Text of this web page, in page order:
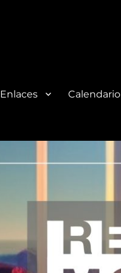
Enlaces Calendario